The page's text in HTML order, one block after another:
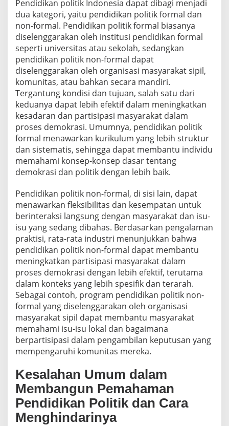
Pendidikan politik Indonesia dapat dibagi menjadi
dua kategori, yaitu pendidikan politik formal dan
non-formal. Pendidikan politik formal biasanya
diselenggarakan oleh institusi pendidikan formal
seperti universitas atau sekolah, sedangkan
pendidikan politik non-formal dapat
diselenggarakan oleh organisasi masyarakat sipil,
komunitas, atau bahkan secara mandiri.
Tergantung kondisi dan tujuan, salah satu dari
keduanya dapat lebih efektif dalam meningkatkan
kesadaran dan partisipasi masyarakat dalam
proses demokrasi. Umumnya, pendidikan politik
formal menawarkan kurikulum yang lebih struktur
dan sistematis, sehingga dapat membantu individu
memahami konsep-konsep dasar tentang
demokrasi dan politik dengan lebih baik.
Pendidikan politik non-formal, di sisi lain, dapat
menawarkan fleksibilitas dan kesempatan untuk
berinteraksi langsung dengan masyarakat dan isu-
isu yang sedang dibahas. Berdasarkan pengalaman
praktisi, rata-rata industri menunjukkan bahwa
pendidikan politik non-formal dapat membantu
meningkatkan partisipasi masyarakat dalam
proses demokrasi dengan lebih efektif, terutama
dalam konteks yang lebih spesifik dan terarah.
Sebagai contoh, program pendidikan politik non-
formal yang diselenggarakan oleh organisasi
masyarakat sipil dapat membantu masyarakat
memahami isu-isu lokal dan bagaimana
berpartisipasi dalam pengambilan keputusan yang
mempengaruhi komunitas mereka.
Kesalahan Umum dalam
Membangun Pemahaman
Pendidikan Politik dan Cara
Menghindarinya